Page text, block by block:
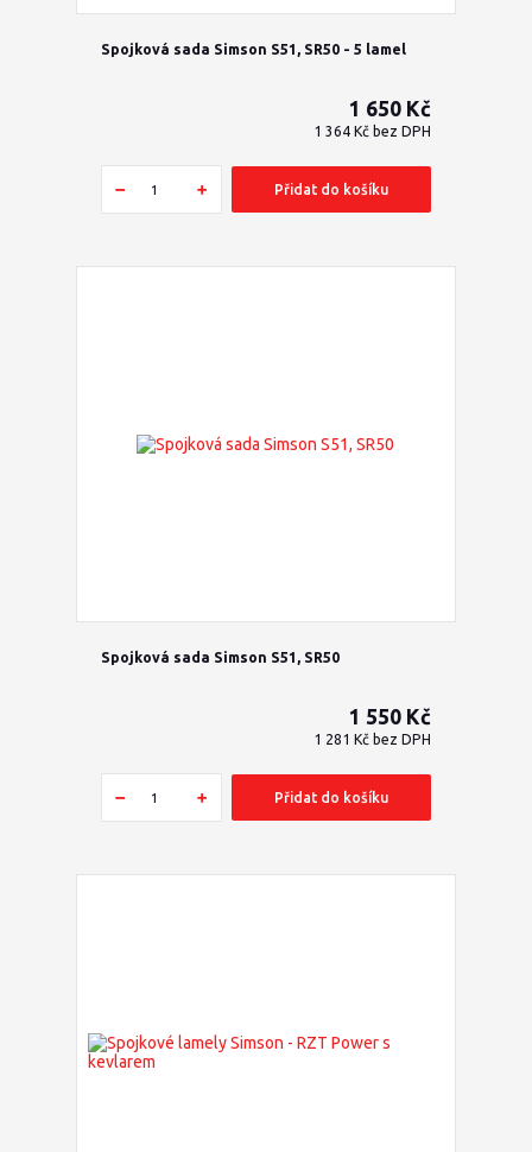
Spojková sada Simson S51, SR50 - 5 lamel
1 650 Kč
1 364 Kč bez DPH
Přidat do košíku
Spojková sada Simson S51, SR50
1 550 Kč
1 281 Kč bez DPH
Přidat do košíku